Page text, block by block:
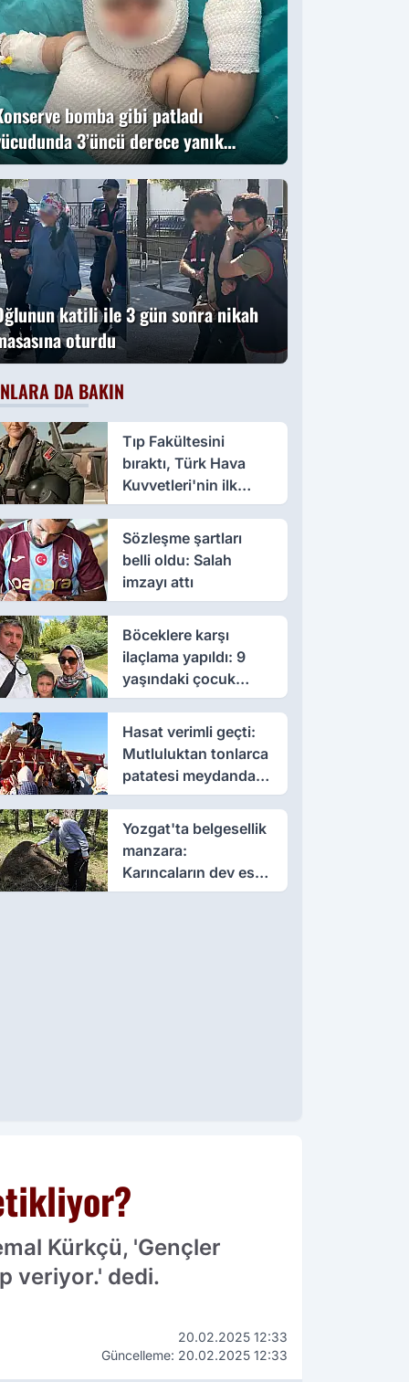
bomba gibi patladı
3’üncü derece yanık
katili ile 3 gün sonra nikah
oturdu
DA BAKIN
Tıp Fakültesini
bıraktı, Türk Hava
Kuvvetleri'nin ilk
kadın paşası oldu
Sözleşme şartları
belli oldu: Salah
imzayı attı
Böceklere karşı
ilaçlama yapıldı: 9
yaşındaki çocuk
öldü, annesi yoğun
bakımda
Hasat verimli geçti:
Mutluluktan tonlarca
patatesi meydanda
dağıttı
Yozgat'ta belgesellik
manzara:
Karıncaların dev eseri
görenleri büyüledi
Kürkçü, 'Gençler
veriyor.' dedi.
20.02.2025 12:33
Güncelleme: 20.02.2025 12:33